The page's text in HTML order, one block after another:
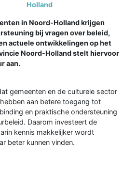
Holland
in Noord-Holland krijgen
bij vragen over beleid,
actuele ontwikkelingen op het
Noord-Holland stelt hiervoor
aan.
gemeenten en de culturele sector
aan betere toegang tot
en praktische ondersteuning
Daarom investeert de
kennis makkelijker wordt
beter kunnen vinden.